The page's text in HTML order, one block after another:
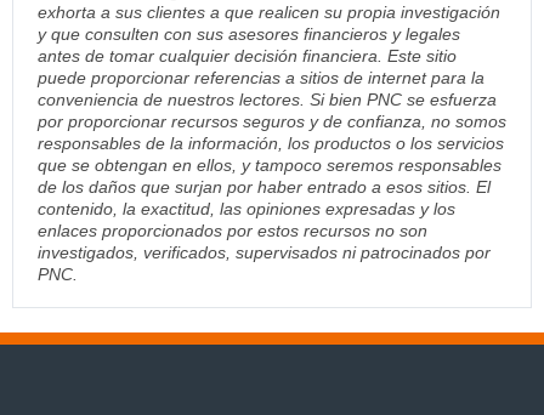
exhorta a sus clientes a que realicen su propia investigación
y que consulten con sus asesores financieros y legales
antes de tomar cualquier decisión financiera. Este sitio
puede proporcionar referencias a sitios de internet para la
conveniencia de nuestros lectores. Si bien PNC se esfuerza
por proporcionar recursos seguros y de confianza, no somos
responsables de la información, los productos o los servicios
que se obtengan en ellos, y tampoco seremos responsables
de los daños que surjan por haber entrado a esos sitios. El
contenido, la exactitud, las opiniones expresadas y los
enlaces proporcionados por estos recursos no son
investigados, verificados, supervisados ni patrocinados por
PNC.